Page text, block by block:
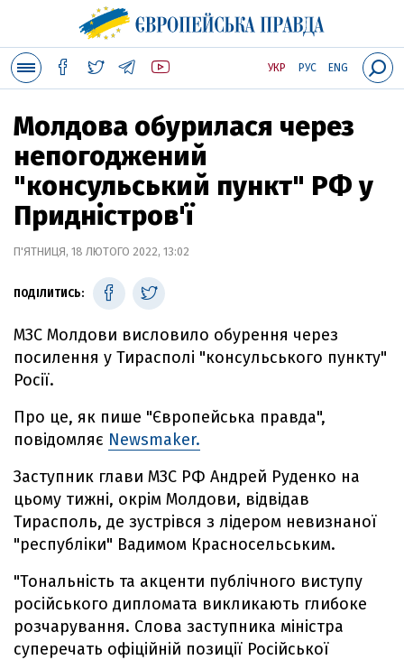
УКР РУС ENG
Молдова обурилася через
непогоджений
"консульський пункт" РФ у
Придністров'ї
П'ЯТНИЦЯ, 18 ЛЮТОГО 2022, 13:02
ПОДІЛИТИСЬ:
МЗС Молдови висловило обурення через
посилення у Тирасполі "консульського пункту"
Росії.
Про це, як пише "Європейська правда",
повідомляє Newsmaker.
Заступник глави МЗС РФ Андрей Руденко на
цьому тижні, окрім Молдови, відвідав
Тирасполь, де зустрівся з лідером невизнаної
"республіки" Вадимом Красносельським.
"Тональність та акценти публічного виступу
російського дипломата викликають глибоке
розчарування. Слова заступника міністра
суперечать офіційній позиції Російської